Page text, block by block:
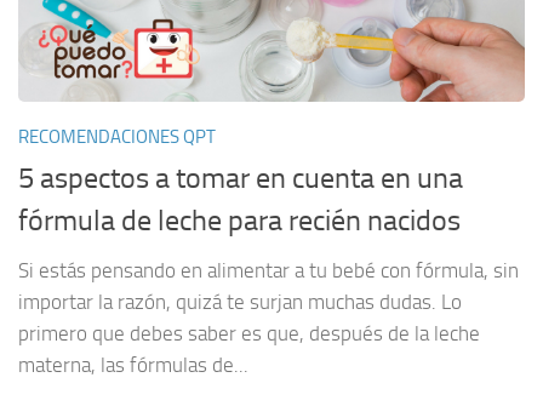
RECOMENDACIONES QPT
5 aspectos a tomar en cuenta en una
fórmula de leche para recién nacidos
Si estás pensando en alimentar a tu bebé con fórmula, sin
importar la razón, quizá te surjan muchas dudas. Lo
primero que debes saber es que, después de la leche
materna, las fórmulas de...